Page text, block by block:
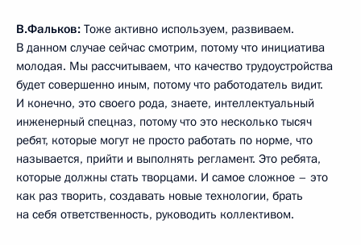
В.Фальков: Тоже активно используем, развиваем.
В данном случае сейчас смотрим, потому что инициатива
молодая. Мы рассчитываем, что качество трудоустройства
будет совершенно иным, потому что работодатель видит.
И конечно, это своего рода, знаете, интеллектуальный
инженерный спецназ, потому что это несколько тысяч
ребят, которые могут не просто работать по норме, что
называется, прийти и выполнять регламент. Это ребята,
которые должны стать творцами. И самое сложное – это
как раз творить, создавать новые технологии, брать
на себя ответственность, руководить коллективом.